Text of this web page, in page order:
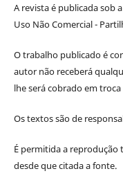
A revista é publicada sob
Uso Não Comercial -
O trabalho publicado é
autor não receberá
lhe será cobrado em
Os textos são de
É permitida a reprodução
desde que citada a fonte.